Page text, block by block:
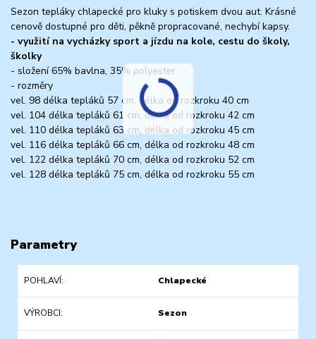
Sezon tepláky chlapecké pro kluky s potiskem dvou aut. Krásné
cenově dostupné pro děti, pěkně propracované, nechybí kapsy.
- využití na vycházky sport a jízdu na kole, cestu do školy,
školky
- složení 65% bavlna, 35% polyester
- rozměry
vel. 98 délka tepláků 57 cm, délka od rozkroku 40 cm
vel. 104 délka tepláků 61 cm, délka od rozkroku 42 cm
vel. 110 délka tepláků 63 cm, délka od rozkroku 45 cm
vel. 116 délka tepláků 66 cm, délka od rozkroku 48 cm
vel. 122 délka tepláků 70 cm, délka od rozkroku 52 cm
vel. 128 délka tepláků 75 cm, délka od rozkroku 55 cm
Parametry
POHLAVÍ Chlapecké
VÝROBCI Sezon